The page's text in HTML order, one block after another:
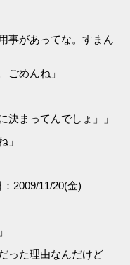
事があってな。すまん
ごめんね」
まってんでしょ」」
」
2009/11/20(金)
った理由なんだけど